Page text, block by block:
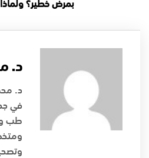
بمرض خطير؟
د.
د.
في
طب